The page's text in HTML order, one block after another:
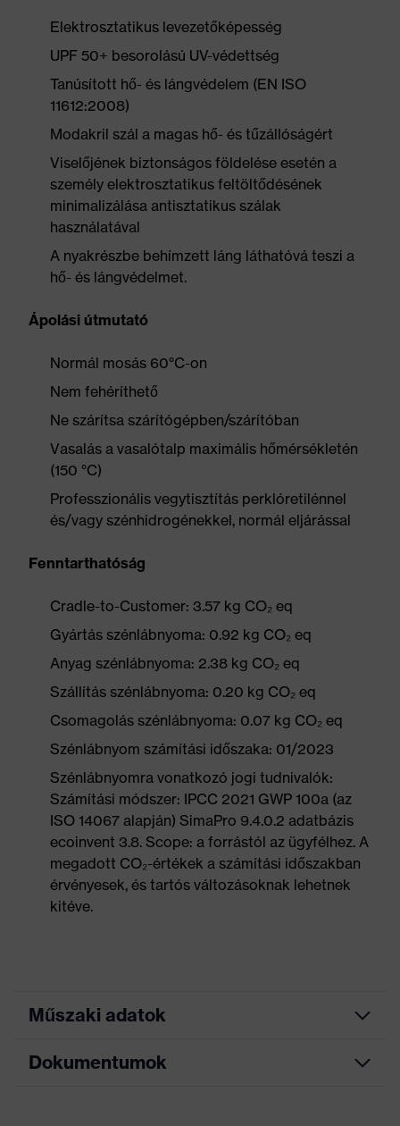
Elektrosztatikus levezetőképesség
UPF 50+ besorolású UV-védettség
Tanúsított hő- és lángvédelem (EN ISO
11612:2008)
Modakril szál a magas hő- és tűzállóságért
Viselőjének biztonságos földelése esetén a
személy elektrosztatikus feltöltődésének
minimalizálása antisztatikus szálak
használatával
A nyakrészbe behímzett láng láthatóvá teszi a
hő- és lángvédelmet.
Ápolási útmutató
Normál mosás 60°C-on
Nem fehéríthető
Ne szárítsa szárítógépben/szárítóban
Vasalás a vasalótalp maximális hőmérsékletén
(150 °C)
Professzionális vegytisztítás perklóretilénnel
és/vagy szénhidrogénekkel, normál eljárással
Fenntarthatóság
Cradle-to-Customer: 3.57 kg CO₂ eq
Gyártás szénlábnyoma: 0.92 kg CO₂ eq
Anyag szénlábnyoma: 2.38 kg CO₂ eq
Szállítás szénlábnyoma: 0.20 kg CO₂ eq
Csomagolás szénlábnyoma: 0.07 kg CO₂ eq
Szénlábnyom számítási időszaka: 01/2023
Szénlábnyomra vonatkozó jogi tudnivalók:
Számítási módszer: IPCC 2021 GWP 100a (az
ISO 14067 alapján) SimaPro 9.4.0.2 adatbázis
ecoinvent 3.8. Scope: a forrástól az ügyfélhez. A
megadott CO₂-értékek a számítási időszakban
érvényesek, és tartós változásoknak lehetnek
kitéve.
Műszaki adatok
Keresőszín (szűrő)
Dokumentumok